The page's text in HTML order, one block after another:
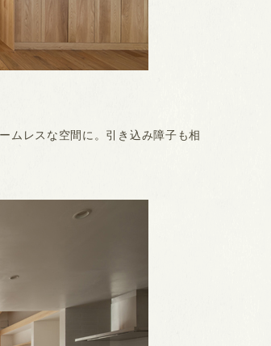
ムレスな空間に。引き込み障子も相